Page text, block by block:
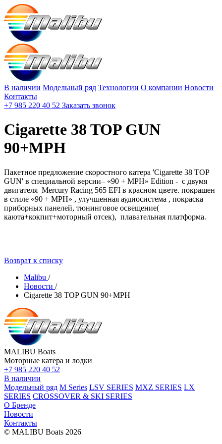
В наличии Модельный ряд Технологии О компании Новости
Контакты
+7 985 220 40 52 Заказать звонок
Cigarette 38 TOP GUN
90+MPH
Пакетное предложение скоростного катера 'Cigarette 38 TOP
GUN' в специальной версии– «90 + MPH» Edition - c двумя
двигателя Mercury Racing 565 EFI в красном цвете. покрашен
в стиле «90 + MPH» , улучшенная аудиосистема , покраска
приборных панелей, тюнинговое освещение(
каюта+кокпит+моторный отсек), плавательная платформа.
Возврат к списку
Malibu /
Новости /
Cigarette 38 TOP GUN 90+MPH
MALIBU Boats
Моторные катера и лодки
+7 985 220 40 52
В наличии
Модельный ряд M Series LSV SERIES MXZ SERIES LX
SERIES CROSSOVER & SKI SERIES
О Бренде
Новости
Контакты
© MALIBU Boats 2026